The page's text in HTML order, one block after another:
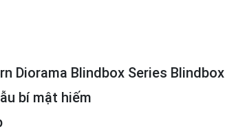
Diorama Blindbox Series Blindbox
bí mật hiếm